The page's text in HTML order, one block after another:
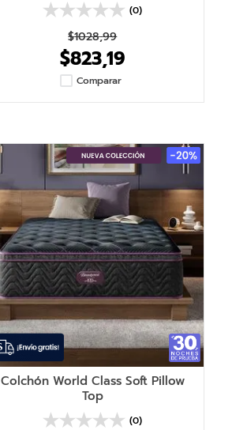
(0)
$1028,99
$823,19
Comparar
Colchón World Class Soft Pillow
Top
(0)